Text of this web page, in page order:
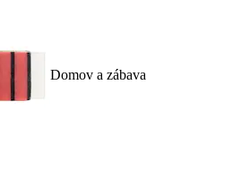
Domov a zábava